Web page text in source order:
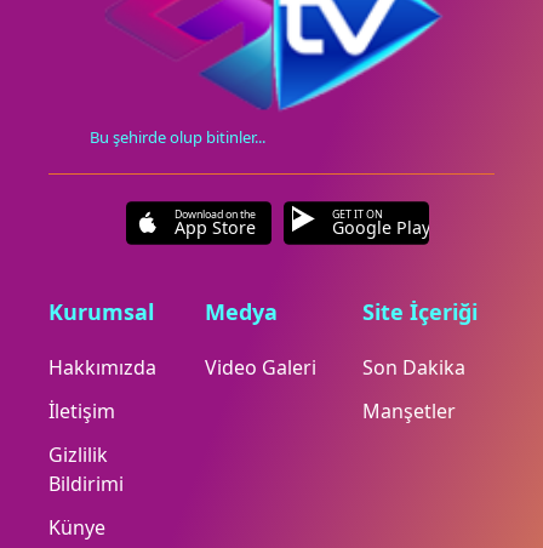
Bu şehirde olup bitinler...
Download on the
App Store
GET IT ON
Google Play
Kurumsal
Hakkımızda
İletişim
Gizlilik
Bildirimi
Künye
Medya
Video Galeri
Site İçeriği
Son Dakika
Manşetler